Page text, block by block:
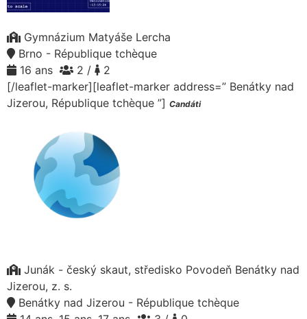
Gymnázium Matyáše Lercha
Brno - République tchèque
16 ans
2 /
2
[/leaflet-marker][leaflet-marker address=” Benátky nad
Jizerou, République tchèque ”] Candáti
Junák - český skaut, středisko Povodeň Benátky nad
Jizerou, z. s.
Benátky nad Jizerou - République tchèque